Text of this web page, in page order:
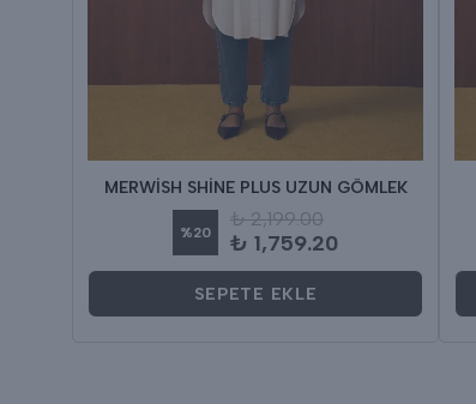
MERWİSH SHİNE PLUS UZUN GÖMLEK
%20
₺ 2,199.00
₺ 1,759.20
SEPETE EKLE